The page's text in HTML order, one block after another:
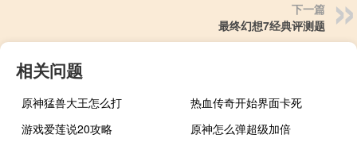
下一篇
最终幻想7经典评测题
相关问题
原神猛兽大王怎么打
热血传奇开始界面卡死
游戏爱莲说20攻略
原神怎么弹超级加倍